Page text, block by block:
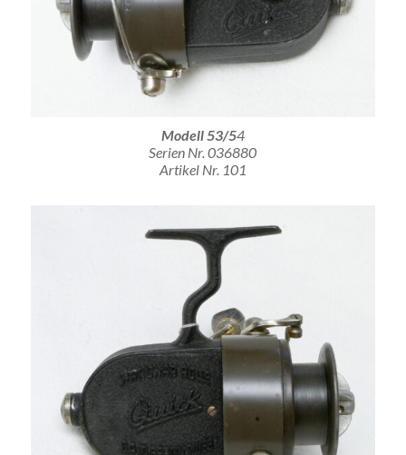
Modell 53/54
Serien Nr. 036880
Artikel Nr. 101